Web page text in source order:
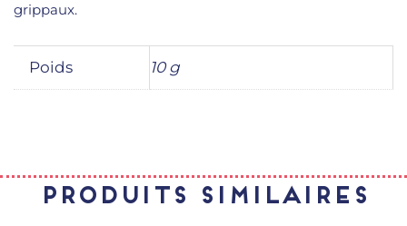
grippaux.
Poids 10 g
Produits similaires